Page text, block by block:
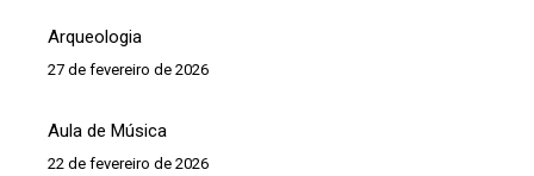
Arqueologia
27 de fevereiro de 2026
Aula de Música
22 de fevereiro de 2026